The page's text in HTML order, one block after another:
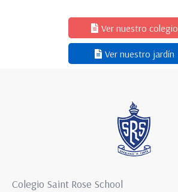
Ver nuestro colegio
Ver nuestro jardín
Colegio Saint Rose School